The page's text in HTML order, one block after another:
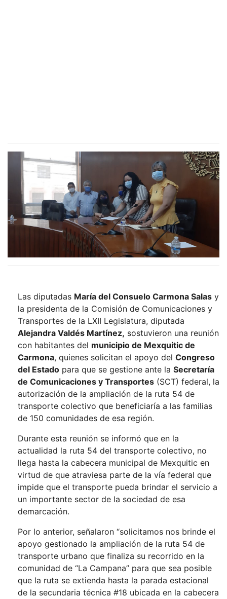
Las diputadas María del Consuelo Carmona Salas y
la presidenta de la Comisión de Comunicaciones y
Transportes de la LXII Legislatura, diputada
Alejandra Valdés Martínez, sostuvieron una reunión
con habitantes del municipio de Mexquitic de
Carmona, quienes solicitan el apoyo del Congreso
del Estado para que se gestione ante la Secretaría
de Comunicaciones y Transportes (SCT) federal, la
autorización de la ampliación de la ruta 54 de
transporte colectivo que beneficiaría a las familias
de 150 comunidades de esa región.
Durante esta reunión se informó que en la
actualidad la ruta 54 del transporte colectivo, no
llega hasta la cabecera municipal de Mexquitic en
virtud de que atraviesa parte de la vía federal que
impide que el transporte pueda brindar el servicio a
un importante sector de la sociedad de esa
demarcación.
Por lo anterior, señalaron “solicitamos nos brinde el
apoyo gestionado la ampliación de la ruta 54 de
transporte urbano que finaliza su recorrido en la
comunidad de “La Campana” para que sea posible
que la ruta se extienda hasta la parada estacional
de la secundaria técnica #18 ubicada en la cabecera